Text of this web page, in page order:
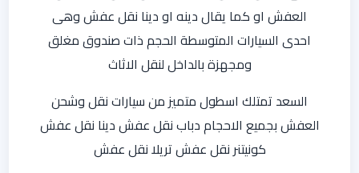
العفش او كما يقال دينه او دينا نقل عفش وهى
احدى السيارات المتوسطة الحجم ذات صندوق مغلق
ومجهزة بالداخل لنقل الاثاث
السعد تمتلك اسطول متميز من سيارات نقل وشحن
العفش بجميع الاحجام دباب نقل عفش دينا نقل عفش
كونيتنر نقل عفش تريلا نقل عفش